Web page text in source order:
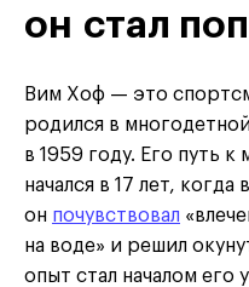
он стал
Вим Хоф — это
родился в
в 1959 году. Его путь
начался в 17 лет,
он почувствовал
на воде» и решил
опыт стал началом его